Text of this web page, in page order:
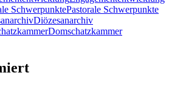
Pastorale Schwerpunkte
Diözesanarchiv
Domschatzkammer